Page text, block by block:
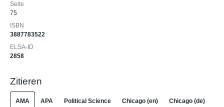
Seite
75
ISBN
3887783522
ELSA-ID
2858
Zitieren
AMA APA Political Science Chicago (en) Chicago (de)